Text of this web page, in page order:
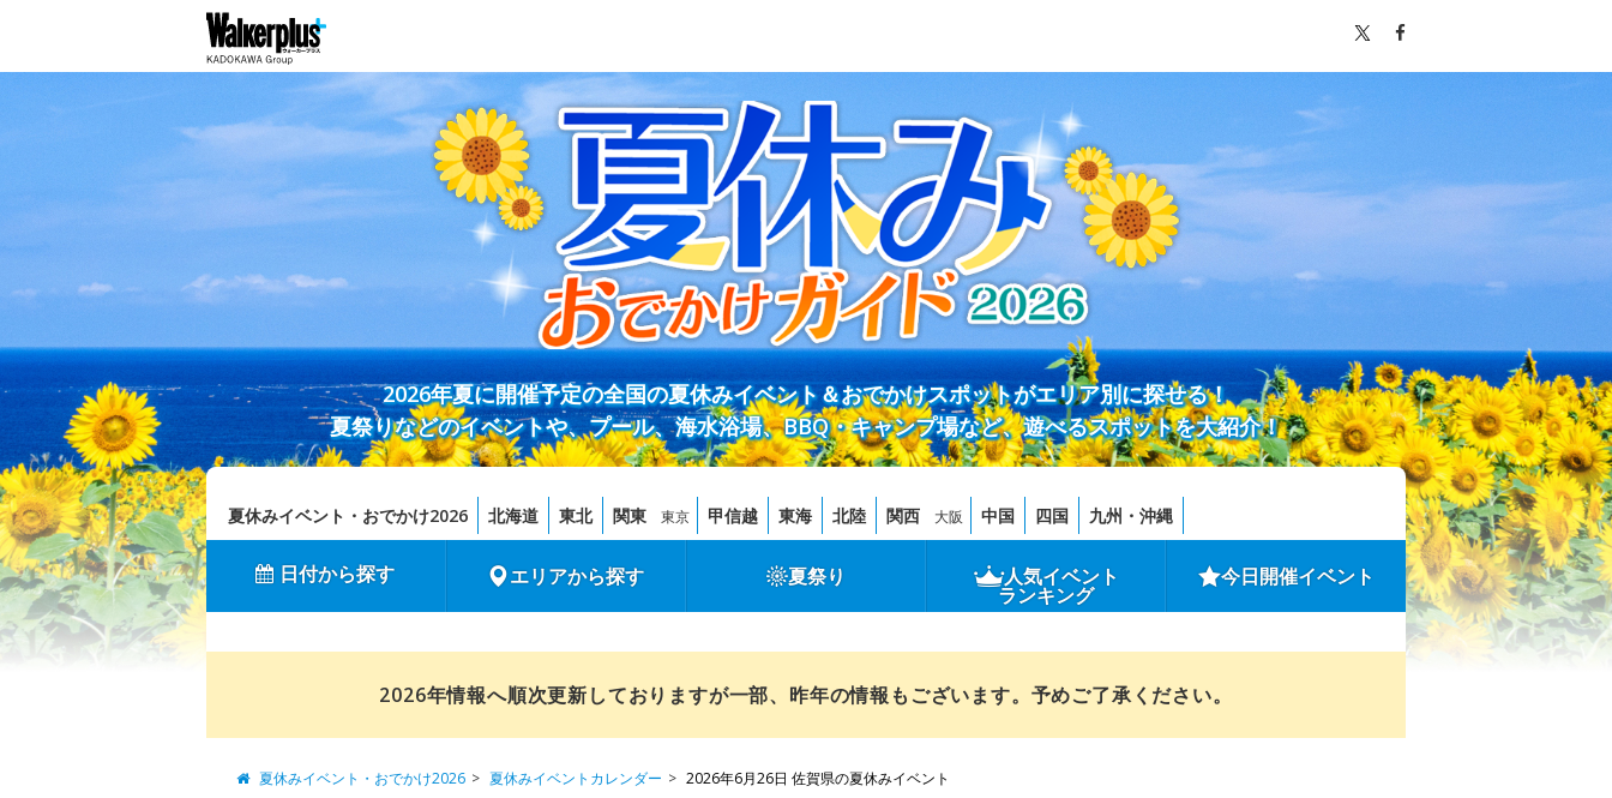
2026年夏に開催予定の全国の夏休みイベント＆おでかけスポットがエリア別に探せる！
夏祭りなどのイベントや、プール、海水浴場、BBQ・キャンプ場など、遊べるスポットを大紹介！
夏休みイベント・おでかけ2026 北海道 東北 関東 東京 甲信越 東海 北陸 関西 大阪 中国 四国 九州・沖縄
日付から探す エリアから探す 夏祭り 人気イベント
ランキング
今日開催イベント
2026年情報へ順次更新しておりますが一部、昨年の情報もございます。予めご了承ください。
夏休みイベント・おでかけ2026 夏休みイベントカレンダー 2026年6月26日 佐賀県の夏休みイベント